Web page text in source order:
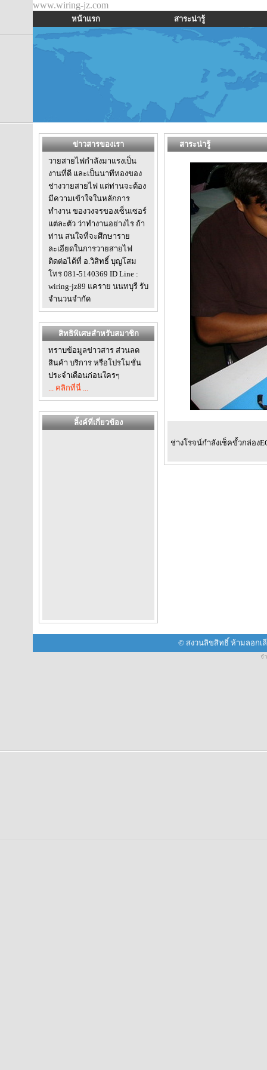
www.wiring-jz.com
หน้าแรก สาระน่ารู้
ข่าวสารของเรา
วายสายไฟกำลังมาแรงเป็น
งานที่ดี และเป็นนาทีทองของ
ช่างวายสายไฟ แต่ท่านจะต้อง
มีความเข้าใจในหลักการ
ทำงาน ของวงจรของเซ็นเซอร์
แต่ละตัว ว่าทำงานอย่างไร ถ้า
ท่าน สนใจที่จะศึกษาราย
ละเอียดในการวายสายไฟ
ติดต่อได้ที่ อ.วิสิทธิ์ บุญโสม
โทร 081-5140369 ID Line :
wiring-jz89 แคราย นนทบุรี รับ
จำนวนจำกัด
สิทธิพิเศษสำหรับสมาชิก
ทราบข้อมูลข่าวสาร ส่วนลด
สินค้า บริการ หรือโปรโมชั่น
ประจำเดือนก่อนใครๆ
... คลิกที่นี่ ...
ลิ้งค์ที่เกี่ยวข้อง
สาระน่ารู้
ช่างโรจน์กำลังเช็คขั้วกล่อง
© สงวนลิขสิทธิ์ ห้ามลอกเ